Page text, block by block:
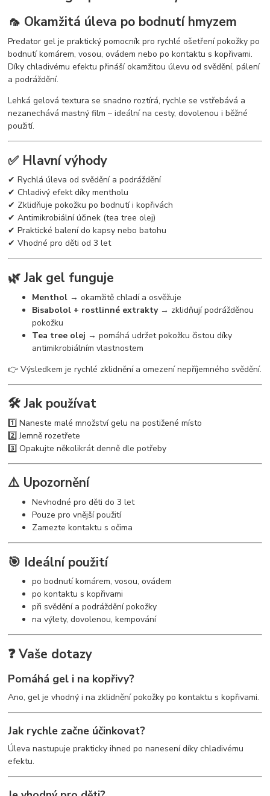
🦟 Okamžitá úleva po bodnutí hmyzem
Predator gel je praktický pomocník pro rychlé ošetření pokožky po
bodnutí komárem, vosou, ovádem nebo po kontaktu s kopřivami.
Díky chladivému efektu přináší okamžitou úlevu od svědění, pálení
a podráždění.
Lehká gelová textura se snadno roztírá, rychle se vstřebává a
nezanechává mastný film – ideální na cesty, dovolenou i běžné
použití.
✅ Hlavní výhody
✔ Rychlá úleva od svědění a podráždění
✔ Chladivý efekt díky mentholu
✔ Zklidňuje pokožku po bodnutí i kopřivách
✔ Antimikrobiální účinek (tea tree olej)
✔ Praktické balení do kapsy nebo batohu
✔ Vhodné pro děti od 3 let
🌿 Jak gel funguje
Menthol → okamžitě chladí a osvěžuje
Bisabolol + rostlinné extrakty→ zklidňují podrážděnou
pokožku
Tea tree olej → pomáhá udržet pokožku čistou díky
antimikrobiálním vlastnostem
👉 Výsledkem je rychlé zklidnění a omezení nepříjemného svědění.
🛠️ Jak používat
1️⃣ Naneste malé množství gelu na postižené místo
2️⃣ Jemně rozetřete
3️⃣ Opakujte několikrát denně dle potřeby
⚠️ Upozornění
Nevhodné pro děti do 3 let
Pouze pro vnější použití
Zamezte kontaktu s očima
🎯 Ideální použití
po bodnutí komárem, vosou, ovádem
po kontaktu s kopřivami
při svědění a podráždění pokožky
na výlety, dovolenou, kempování
❓ Vaše dotazy
Pomáhá gel i na kopřivy?
Ano, gel je vhodný i na zklidnění pokožky po kontaktu s kopřivami.
Jak rychle začne účinkovat?
Úleva nastupuje prakticky ihned po nanesení díky chladivému
efektu.